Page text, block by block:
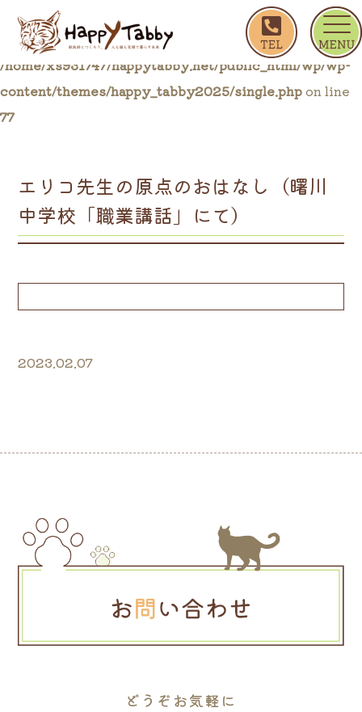
ホーム
エリコ先生の原点のおはな
Warning: Trying to access array offset on false in
/home/xs931747/happytabby.net/public_html/wp/wp-
content/themes/happy_tabby2025/single.phpon line
77
エリコ先生の原点のおはなし（曙川
中学校「職業講話」にて）
2023.02.07
どうぞお気軽に